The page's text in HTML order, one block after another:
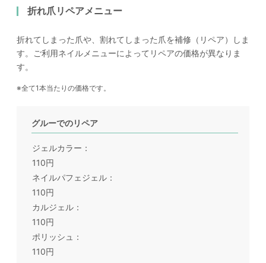
折れ爪リペアメニュー
折れてしまった爪や、割れてしまった爪を補修（リペア）しま
す。ご利用ネイルメニューによってリペアの価格が異なりま
す。
全て1本当たりの価格です。
グルーでのリペア
ジェルカラー
110円
ネイルパフェジェル
110円
カルジェル
110円
ポリッシュ
110円